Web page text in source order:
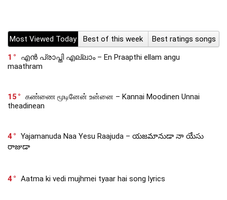
Most Viewed Today Best of this week
Best ratings songs
1
എൻ പ്രാപ്തി എല്ലാം – En Praapthi ellam angu
maathram
15
கண்ணை மூடினேன் உன்னை – Kannai Moodinen Unnai
theadinean
4
Yajamanuda Naa Yesu Raajuda – యజమానుడా నా యేసు
రాజుడా
4 Aatma ki vedi mujhmei tyaar hai song lyrics